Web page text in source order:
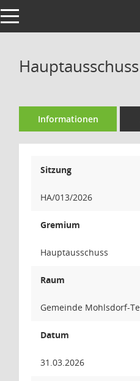
Toggle navigation
Informationen
Sitzung
HA/013/2026
Gremium
Hauptausschuss
Raum
Gemeinde Mohlsdorf-
Datum
31.03.2026